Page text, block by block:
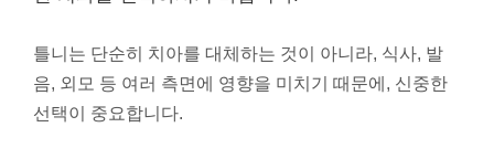
틀니는 단순히 치아를 대체하는 것이 아니라, 식사, 발
음, 외모 등 여러 측면에 영향을 미치기 때문에, 신중한
선택이 중요합니다.